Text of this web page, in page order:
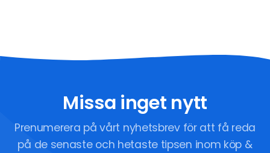
Missa inget nytt
Prenumerera på vårt nyhetsbrev för att få reda
på de senaste och hetaste tipsen inom köp &